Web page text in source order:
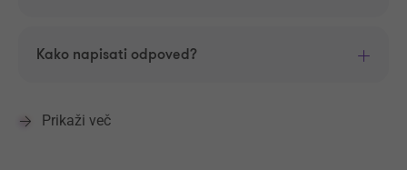
Kako napisati odpoved?
Prikaži več